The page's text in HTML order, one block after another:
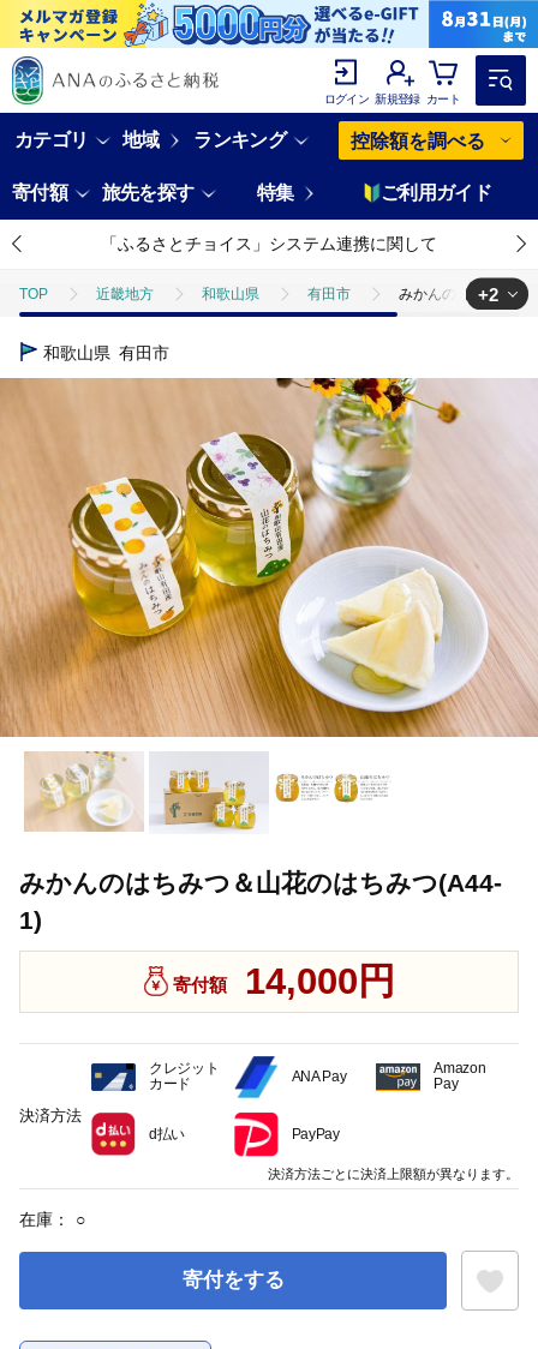
ログイン 新規登録 カート
カテゴリ 地域 ランキング 控除額を調べる
寄付額 旅先を探す 特集 ご利用ガイド
「ふるさとチョイス」システム連携に関して
TOP 近畿地方 和歌山県 有田市 みかんのはちみつ＆
TOP
はちみつ
+2
和歌山県 有田市
みかんのはちみつ＆山花のはちみつ(A44-
1)
寄付額 14,000円
在庫： ○
寄付をする
決済方法
クレジット
カード
ANA Pay
Amazon
Pay
d払い PayPay
決済方法ごとに決済上限額が異なります。